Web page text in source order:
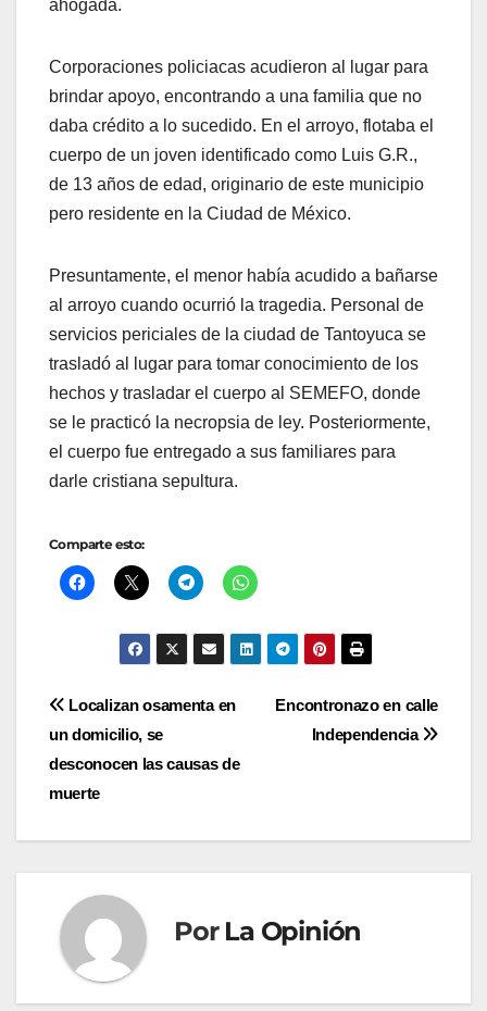
ahogada.
Corporaciones policiacas acudieron al lugar para
brindar apoyo, encontrando a una familia que no
daba crédito a lo sucedido. En el arroyo, flotaba el
cuerpo de un joven identificado como Luis G.R.,
de 13 años de edad, originario de este municipio
pero residente en la Ciudad de México.
Presuntamente, el menor había acudido a bañarse
al arroyo cuando ocurrió la tragedia. Personal de
servicios periciales de la ciudad de Tantoyuca se
trasladó al lugar para tomar conocimiento de los
hechos y trasladar el cuerpo al SEMEFO, donde
se le practicó la necropsia de ley. Posteriormente,
el cuerpo fue entregado a sus familiares para
darle cristiana sepultura.
Comparte esto:
Navegación
de
entradas
Encontronazo en calle
Independencia
Localizan osamenta en
un domicilio, se
desconocen las causas de
muerte
Por La Opinión